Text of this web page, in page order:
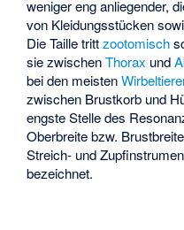
weniger eng anliegender,
von Kleidungsstücken
Die Taille trittzootomisch
sie zwischenThorax und
bei den meisten
zwischen Brustkorb und
engste Stelle des
Oberbreite bzw.
Streich- und
bezeichnet.